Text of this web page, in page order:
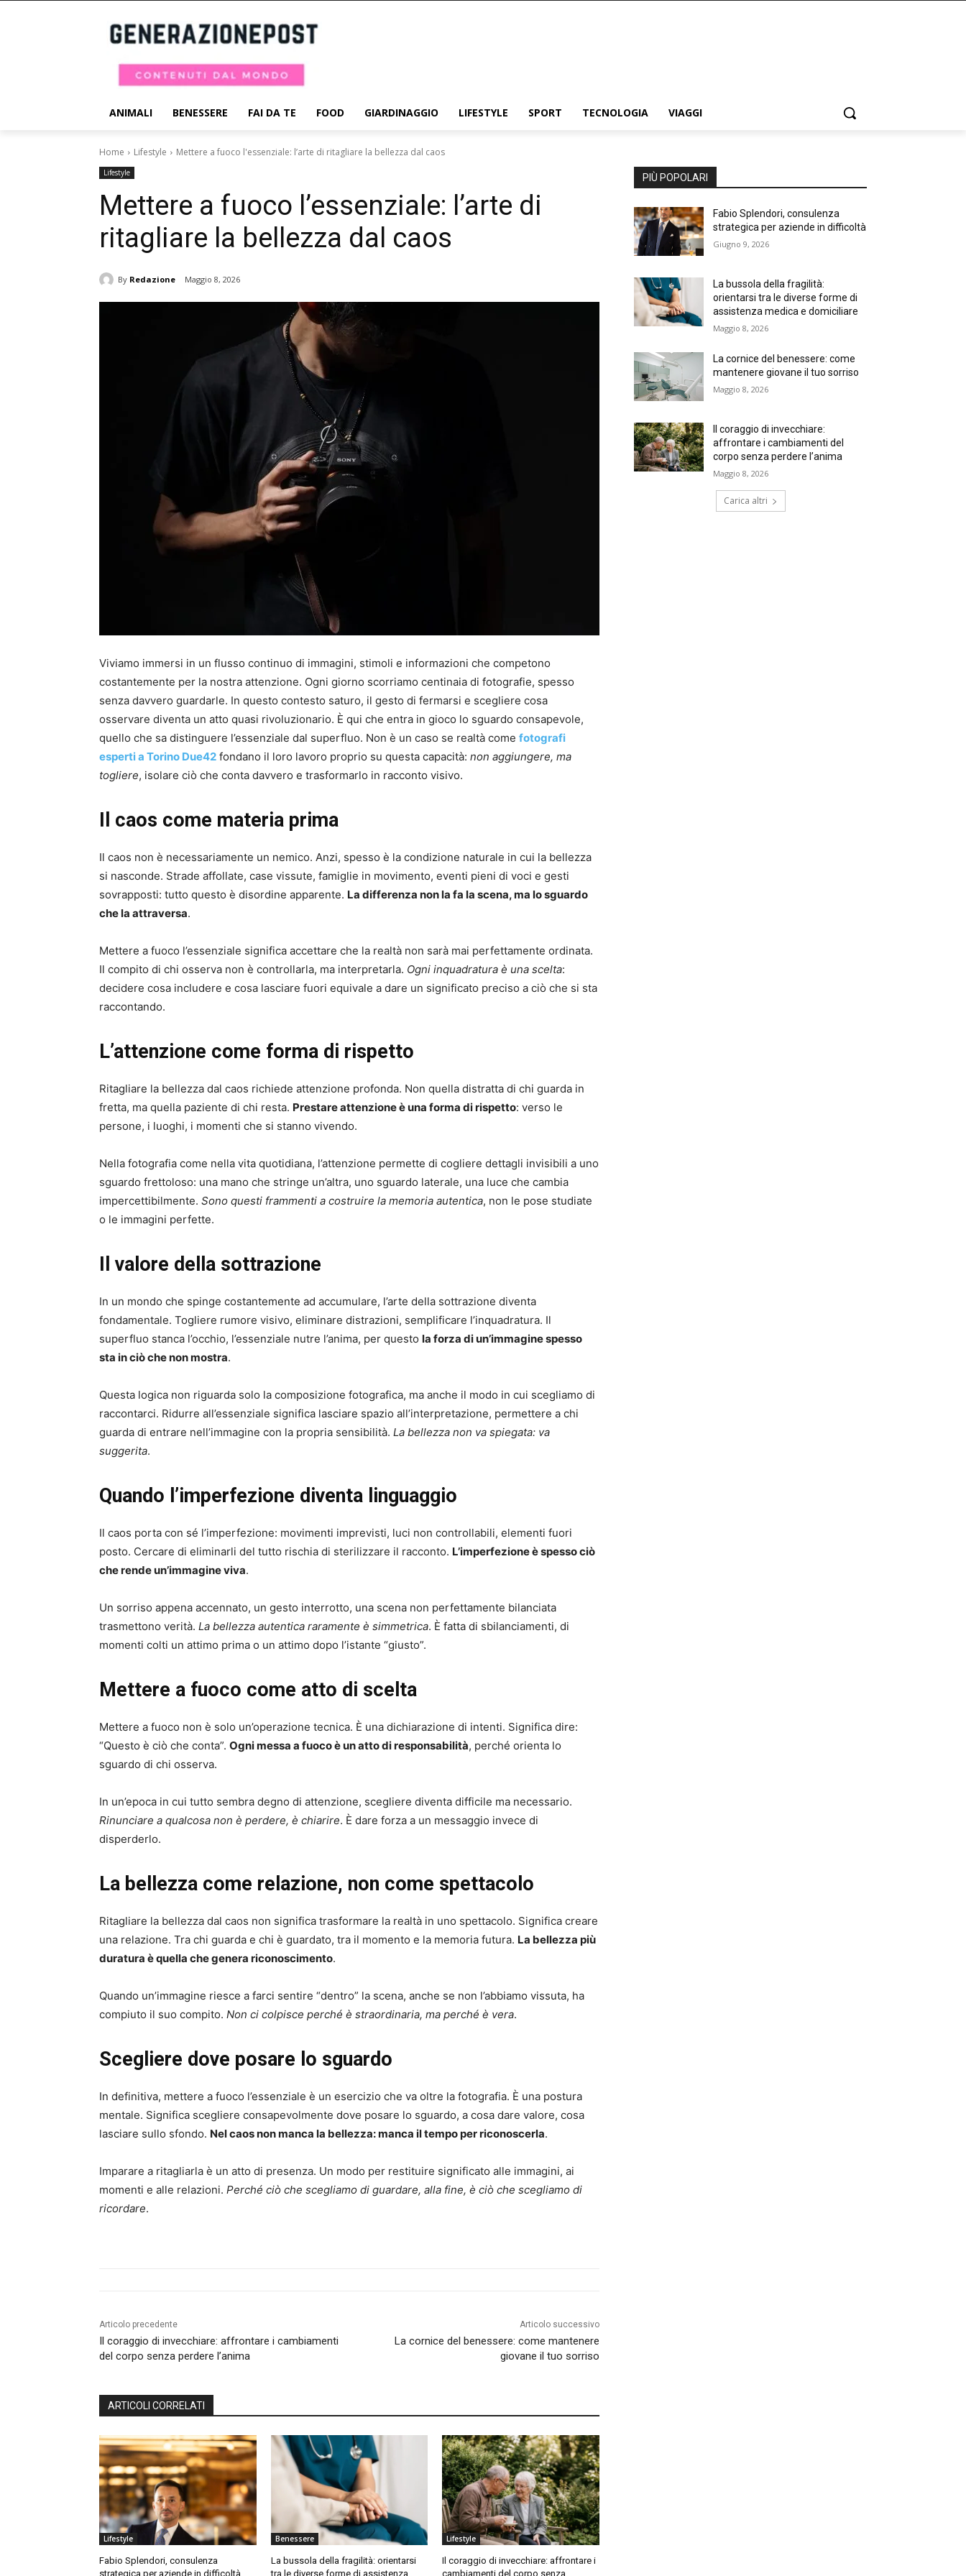
ANIMALI BENESSERE FAI DA TE FOOD GIARDINAGGIO LIFESTYLE SPORT TECNOLOGIA VIAGGI
Home Lifestyle Mettere a fuoco l'essenziale: l’arte di ritagliare la bellezza dal caos
Lifestyle
Mettere a fuoco l’essenziale: l’arte di
ritagliare la bellezza dal caos
By Redazione Maggio 8, 2026
Viviamo immersi in un flusso continuo di immagini, stimoli e informazioni che competono
costantemente per la nostra attenzione. Ogni giorno scorriamo centinaia di fotografie, spesso
senza davvero guardarle. In questo contesto saturo, il gesto di fermarsi e scegliere cosa
osservare diventa un atto quasi rivoluzionario. È qui che entra in gioco lo sguardo consapevole,
quello che sa distinguere l’essenziale dal superfluo. Non è un caso se realtà come fotografi
esperti a Torino Due42 fondano il loro lavoro proprio su questa capacità: non aggiungere, ma
togliere, isolare ciò che conta davvero e trasformarlo in racconto visivo.
Il caos come materia prima
Il caos non è necessariamente un nemico. Anzi, spesso è la condizione naturale in cui la bellezza
si nasconde. Strade affollate, case vissute, famiglie in movimento, eventi pieni di voci e gesti
sovrapposti: tutto questo è disordine apparente. La differenza non la fa la scena, ma lo sguardo
che la attraversa.
Mettere a fuoco l’essenziale significa accettare che la realtà non sarà mai perfettamente ordinata.
Il compito di chi osserva non è controllarla, ma interpretarla. Ogni inquadratura è una scelta:
decidere cosa includere e cosa lasciare fuori equivale a dare un significato preciso a ciò che si sta
raccontando.
L’attenzione come forma di rispetto
Ritagliare la bellezza dal caos richiede attenzione profonda. Non quella distratta di chi guarda in
fretta, ma quella paziente di chi resta. Prestare attenzione è una forma di rispetto: verso le
persone, i luoghi, i momenti che si stanno vivendo.
Nella fotografia come nella vita quotidiana, l’attenzione permette di cogliere dettagli invisibili a uno
sguardo frettoloso: una mano che stringe un’altra, uno sguardo laterale, una luce che cambia
impercettibilmente. Sono questi frammenti a costruire la memoria autentica, non le pose studiate
o le immagini perfette.
Il valore della sottrazione
In un mondo che spinge costantemente ad accumulare, l’arte della sottrazione diventa
fondamentale. Togliere rumore visivo, eliminare distrazioni, semplificare l’inquadratura. Il
superfluo stanca l’occhio, l’essenziale nutre l’anima, per questo la forza di un’immagine spesso
sta in ciò che non mostra.
Questa logica non riguarda solo la composizione fotografica, ma anche il modo in cui scegliamo di
raccontarci. Ridurre all’essenziale significa lasciare spazio all’interpretazione, permettere a chi
guarda di entrare nell’immagine con la propria sensibilità. La bellezza non va spiegata: va
suggerita.
Quando l’imperfezione diventa linguaggio
Il caos porta con sé l’imperfezione: movimenti imprevisti, luci non controllabili, elementi fuori
posto. Cercare di eliminarli del tutto rischia di sterilizzare il racconto. L’imperfezione è spesso ciò
che rende un’immagine viva.
Un sorriso appena accennato, un gesto interrotto, una scena non perfettamente bilanciata
trasmettono verità. La bellezza autentica raramente è simmetrica. È fatta di sbilanciamenti, di
momenti colti un attimo prima o un attimo dopo l’istante “giusto”.
Mettere a fuoco come atto di scelta
Mettere a fuoco non è solo un’operazione tecnica. È una dichiarazione di intenti. Significa dire:
“Questo è ciò che conta”. Ogni messa a fuoco è un atto di responsabilità, perché orienta lo
sguardo di chi osserva.
In un’epoca in cui tutto sembra degno di attenzione, scegliere diventa difficile ma necessario.
Rinunciare a qualcosa non è perdere, è chiarire. È dare forza a un messaggio invece di
disperderlo.
La bellezza come relazione, non come spettacolo
Ritagliare la bellezza dal caos non significa trasformare la realtà in uno spettacolo. Significa creare
una relazione. Tra chi guarda e chi è guardato, tra il momento e la memoria futura. La bellezza più
duratura è quella che genera riconoscimento.
Quando un’immagine riesce a farci sentire “dentro” la scena, anche se non l’abbiamo vissuta, ha
compiuto il suo compito. Non ci colpisce perché è straordinaria, ma perché è vera.
Scegliere dove posare lo sguardo
In definitiva, mettere a fuoco l’essenziale è un esercizio che va oltre la fotografia. È una postura
mentale. Significa scegliere consapevolmente dove posare lo sguardo, a cosa dare valore, cosa
lasciare sullo sfondo. Nel caos non manca la bellezza: manca il tempo per riconoscerla.
Imparare a ritagliarla è un atto di presenza. Un modo per restituire significato alle immagini, ai
momenti e alle relazioni. Perché ciò che scegliamo di guardare, alla fine, è ciò che scegliamo di
ricordare.
Articolo precedente
Il coraggio di invecchiare: affrontare i cambiamenti
del corpo senza perdere l’anima
Articolo successivo
La cornice del benessere: come mantenere
giovane il tuo sorriso
ARTICOLI CORRELATI
Lifestyle
Fabio Splendori, consulenza
strategica per aziende in difficoltà
Benessere
La bussola della fragilità: orientarsi
tra le diverse forme di assistenza
Lifestyle
Il coraggio di invecchiare: affrontare i
cambiamenti del corpo senza
PIÙ POPOLARI
Fabio Splendori, consulenza
strategica per aziende in difficoltà
Giugno 9, 2026
La bussola della fragilità:
orientarsi tra le diverse forme di
assistenza medica e domiciliare
Maggio 8, 2026
La cornice del benessere: come
mantenere giovane il tuo sorriso
Maggio 8, 2026
Il coraggio di invecchiare:
affrontare i cambiamenti del
corpo senza perdere l’anima
Maggio 8, 2026
Carica altri